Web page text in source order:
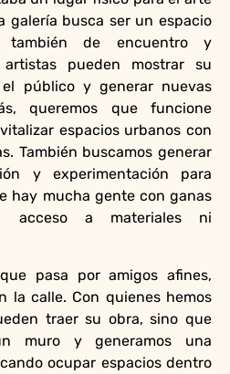
galería busca ser un espacio
también de encuentro y
pueden mostrar su
público y generar nuevas
queremos que funcione
espacios urbanos con
También buscamos generar
y experimentación para
hay mucha gente con ganas
a materiales ni
pasa por amigos afines,
la calle. Con quienes hemos
traer su obra, sino que
muro y generamos una
ocupar espacios dentro